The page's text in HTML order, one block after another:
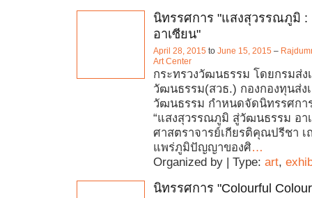
นิทรรศการ "แสงสุวรรณภูมิ
อาเซียน"
April 28, 2015 to June 15, 2015 –
Art Center
กระทรวงวัฒนธรรม โดยกรมส่ง
วัฒนธรรม(สวธ.) กองกองทุนส่ง
วัฒนธรรม กำหนดจัดนิทรรศกา
“แสงสุวรรณภูมิ สู่วัฒนธรรม อา
ศาสตราจารย์เกียรติคุณปรีชา เ
แพร่ภูมิปัญญาของศิ…
Organized by | Type: art,
นิทรรศการ "Colourful